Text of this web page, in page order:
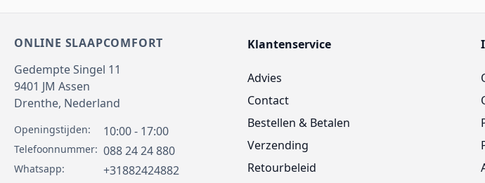
ONLINE SLAAPCOMFORT
Gedempte Singel 11
9401 JM Assen
Drenthe, Nederland
Openingstijden: 10:00 - 17:00
Telefoonnummer: 088 24 24 880
Whatsapp: +31882424882
Klantenservice
Advies
Contact
Bestellen & Betalen
Verzending
Retourbeleid